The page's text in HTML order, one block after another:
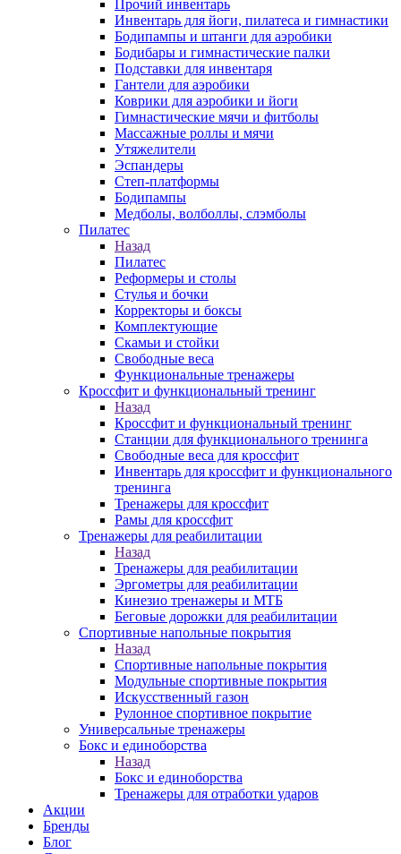
Прочий инвентарь
Инвентарь для йоги, пилатеса и гимнастики
Бодипампы и штанги для аэробики
Бодибары и гимнастические палки
Подставки для инвентаря
Гантели для аэробики
Коврики для аэробики и йоги
Гимнастические мячи и фитболы
Массажные роллы и мячи
Утяжелители
Эспандеры
Степ-платформы
Бодипампы
Медболы, волболлы, слэмболы
Пилатес
Назад
Пилатес
Реформеры и столы
Стулья и бочки
Корректоры и боксы
Комплектующие
Скамьи и стойки
Свободные веса
Функциональные тренажеры
Кроссфит и функциональный тренинг
Назад
Кроссфит и функциональный тренинг
Станции для функционального тренинга
Свободные веса для кроссфит
Инвентарь для кроссфит и функционального
тренинга
Тренажеры для кроссфит
Рамы для кроссфит
Тренажеры для реабилитации
Назад
Тренажеры для реабилитации
Эргометры для реабилитации
Кинезио тренажеры и МТБ
Беговые дорожки для реабилитации
Спортивные напольные покрытия
Назад
Спортивные напольные покрытия
Модульные спортивные покрытия
Искусственный газон
Рулонное спортивное покрытие
Универсальные тренажеры
Бокс и единоборства
Назад
Бокс и единоборства
Тренажеры для отработки ударов
Акции
Бренды
Блог